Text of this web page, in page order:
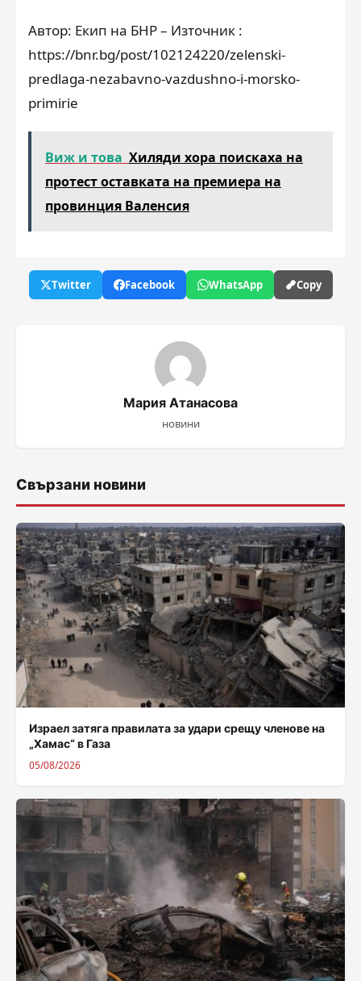
Автор: Екип на БНР – Източник :
https://bnr.bg/post/102124220/zelenski-
predlaga-nezabavno-vazdushno-i-morsko-
primirie
Виж и това Хиляди хора поискаха на
протест оставката на премиера на
провинция Валенсия
Twitter Facebook WhatsApp Copy
Мария Атанасова
новини
Свързани новини
Израел затяга правилата за удари срещу членове на
„Хамас“ в Газа
05/08/2026